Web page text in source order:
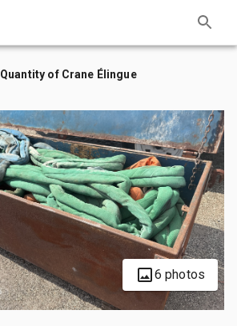
Quantity of Crane Élingue
6 photos